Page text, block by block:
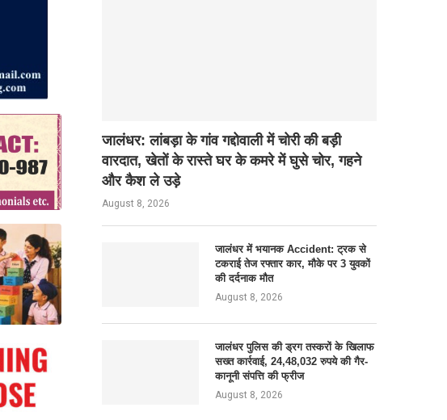
जालंधर: लांबड़ा के गांव गद्दोवाली में चोरी की बड़ी
वारदात, खेतों के रास्ते घर के कमरे में घुसे चोर, गहने
और कैश ले उड़े
August 8, 2026
जालंधर में भयानक Accident: ट्रक से
टकराई तेज रफ्तार कार, मौके पर 3 युवकों
की दर्दनाक मौत
August 8, 2026
जालंधर पुलिस की ड्रग तस्करों के खिलाफ
सख्त कार्रवाई, 24,48,032 रुपये की गैर-
कानूनी संपत्ति की फ्रीज
August 8, 2026